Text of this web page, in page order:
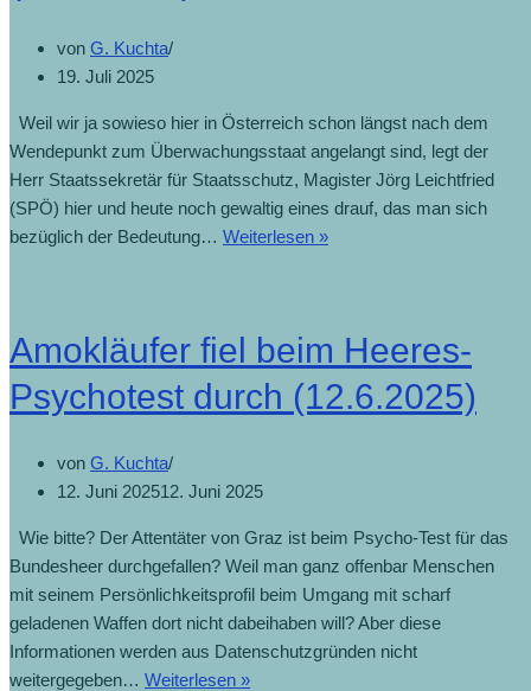
von G. Kuchta
19. Juli 2025
Weil wir ja sowieso hier in Österreich schon längst nach dem
Wendepunkt zum Überwachungsstaat angelangt sind, legt der
Herr Staatssekretär für Staatsschutz, Magister Jörg Leichtfried
(SPÖ) hier und heute noch gewaltig eines drauf, das man sich
bezüglich der Bedeutung… Weiterlesen »Social
15
(19.7.2025)
Amokläufer fiel beim Heeres-
Psychotest durch (12.6.2025)
von G. Kuchta
12. Juni 202512. Juni 2025
Wie bitte? Der Attentäter von Graz ist beim Psycho-Test für das
Bundesheer durchgefallen? Weil man ganz offenbar Menschen
mit seinem Persönlichkeitsprofil beim Umgang mit scharf
geladenen Waffen dort nicht dabeihaben will? Aber diese
Informationen werden aus Datenschutzgründen nicht
weitergegeben… Weiterlesen »Amokläufer